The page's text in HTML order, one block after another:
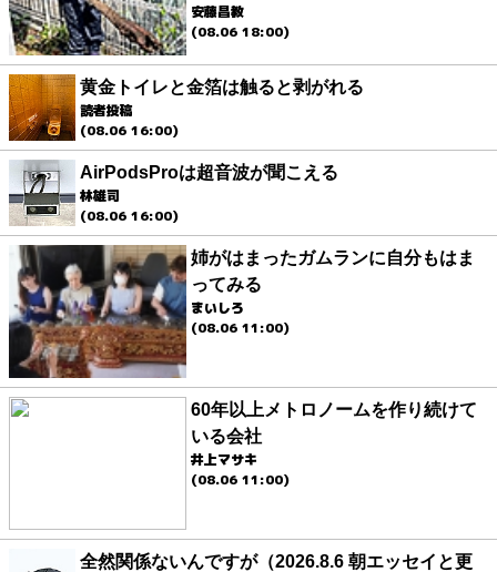
安藤昌教
(08.06 18:00)
黄金トイレと金箔は触ると剥がれる
読者投稿
(08.06 16:00)
AirPodsProは超音波が聞こえる
林雄司
(08.06 16:00)
姉がはまったガムランに自分もはま
ってみる
まいしろ
(08.06 11:00)
60年以上メトロノームを作り続けて
いる会社
井上マサキ
(08.06 11:00)
全然関係ないんですが（2026.8.6 朝エッセイと更